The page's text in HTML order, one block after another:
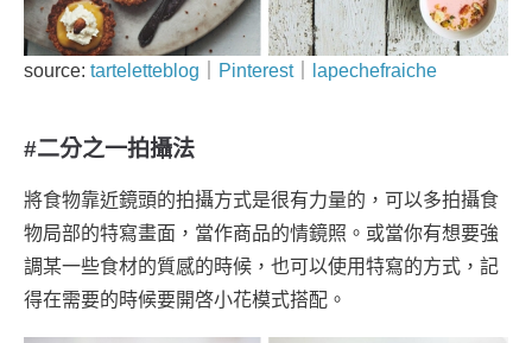
source: tarteletteblog Pinterest｜ lapechefraiche
#二分之一拍攝法
將食物靠近鏡頭的拍攝方式是很有力量的，可以多拍攝食
物局部的特寫畫面，當作商品的情鏡照。或當你有想要強
調某一些食材的質感的時候，也可以使用特寫的方式，記
得在需要的時候要開啓小花模式搭配。